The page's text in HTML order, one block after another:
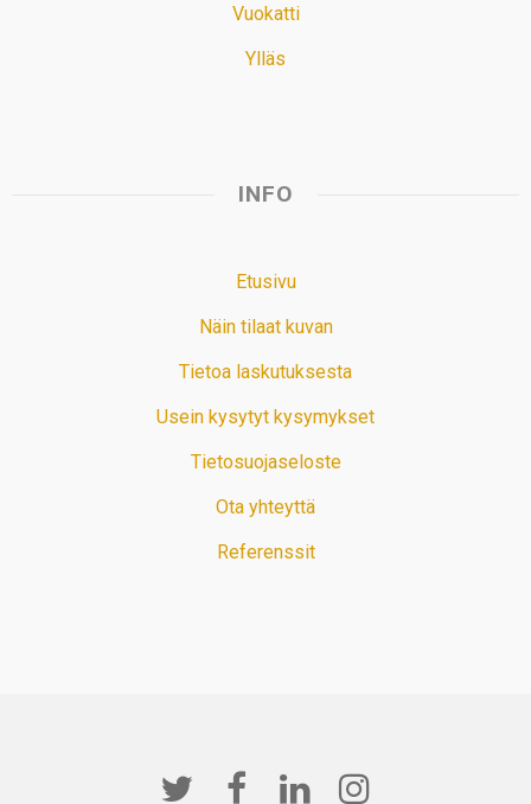
Vuokatti
Ylläs
INFO
Etusivu
Näin tilaat kuvan
Tietoa laskutuksesta
Usein kysytyt kysymykset
Tietosuojaseloste
Ota yhteyttä
Referenssit